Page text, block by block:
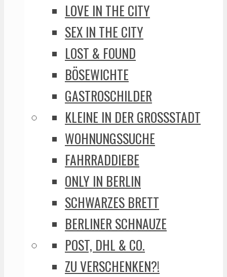
LOVE IN THE CITY
SEX IN THE CITY
LOST & FOUND
BÖSEWICHTE
GASTROSCHILDER
KLEINE IN DER GROSSSTADT
WOHNUNGSSUCHE
FAHRRADDIEBE
ONLY IN BERLIN
SCHWARZES BRETT
BERLINER SCHNAUZE
POST, DHL & CO.
ZU VERSCHENKEN?!